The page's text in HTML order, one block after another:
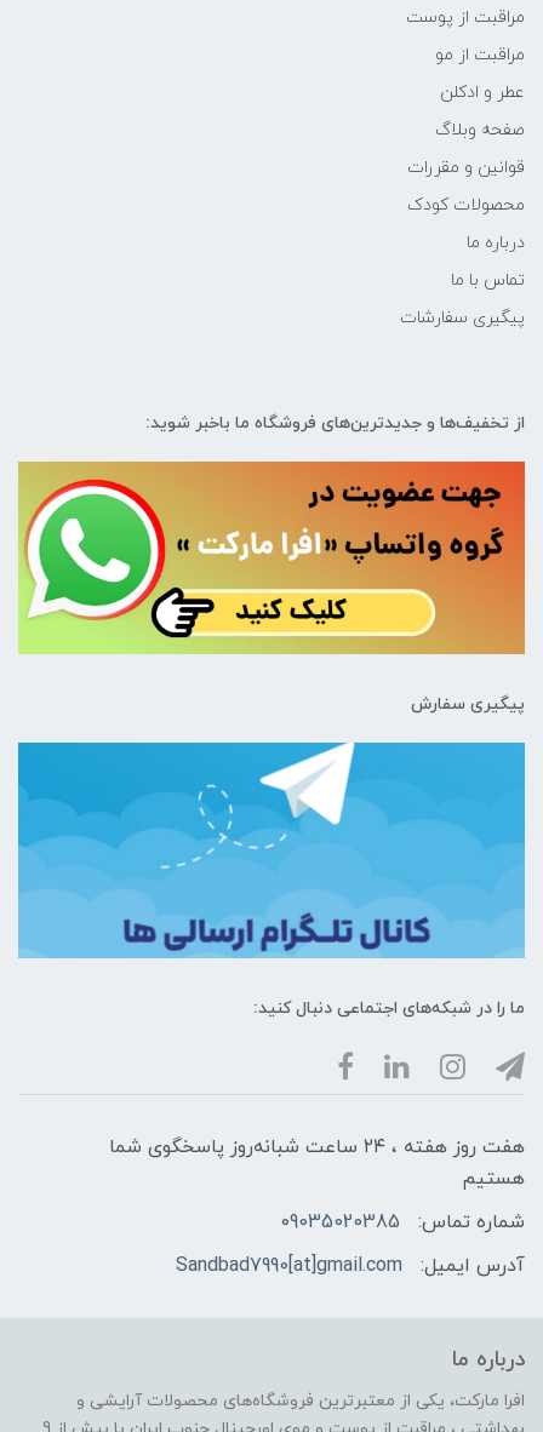
مراقبت از پوست
مراقبت از مو
عطر و ادکلن
صفحه وبلاگ
قوانین و مقررات
محصولات کودک
درباره ما
تماس با ما
پیگیری سفارشات
از تخفیف‌ها و جدیدترین‌های فروشگاه ما باخبر شوید:
پیگیری سفارش
ما را در شبکه‌های اجتماعی دنبال کنید:
هفت روز هفته ، ۲۴ ساعت شبانه‌روز پاسخگوی شما
هستیم
شماره تماس:
09035020385
آدرس ایمیل:
Sandbad7990[at]gmail.com
درباره ما
افرا مارکت، یکی از معتبرترین فروشگاه‌های محصولات آرایشی و